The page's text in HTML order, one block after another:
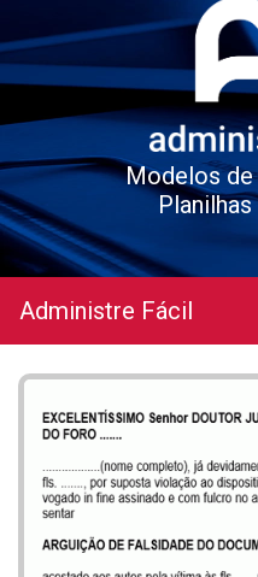
Modelos
Administre Fácil